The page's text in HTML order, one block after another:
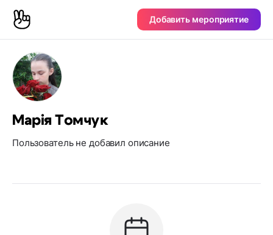
Добавить мероприятие
Марія Томчук
Пользователь не добавил описание